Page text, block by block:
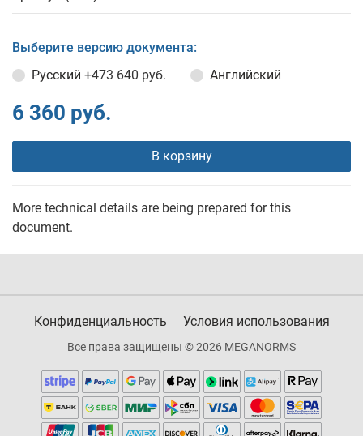
Выберите версию документа:
Русский +473 640 руб. Английский
6 360 руб.
В корзину
More technical details are being prepared for this
document.
Конфиденциальность Условия использования
Все права защищены © 2026 MEGANORMS